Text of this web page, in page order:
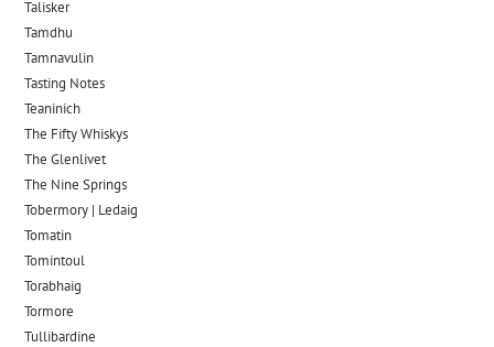
Talisker
Tamdhu
Tamnavulin
Tasting Notes
Teaninich
The Fifty Whiskys
The Glenlivet
The Nine Springs
Tobermory | Ledaig
Tomatin
Tomintoul
Torabhaig
Tormore
Tullibardine